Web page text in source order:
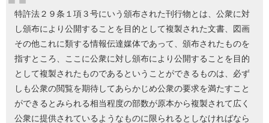
特許法２９条１項３号にいう頒布された刊行物とは、公衆に対
し頒布により公開することを目的として複製された文書、図画
その他これに類する情報伝達媒体であって、頒布されたものを
指すところ、ここに公衆に対し頒布により公開することを目的
として複製されたものであるということができるものは、必ず
しも公衆の閲覧を期待してあらかじめ公衆の要求を満たすこと
ができるとみられる相当程度の部数が原本から複製されて広く
公衆に提供されているようなものに限られるとしなければなら